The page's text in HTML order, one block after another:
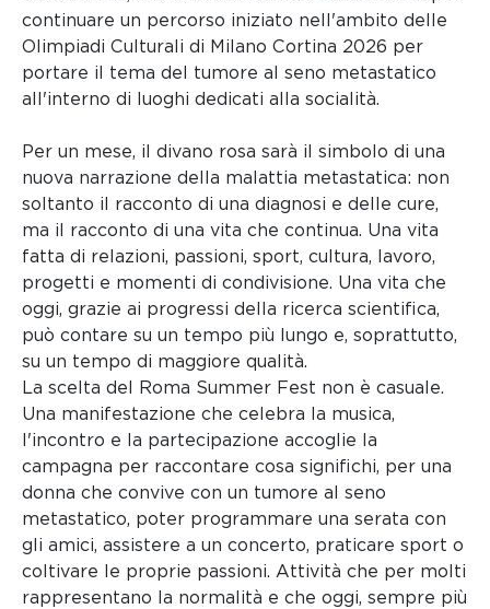
continuare un percorso iniziato nell'ambito delle
Olimpiadi Culturali di Milano Cortina 2026 per
portare il tema del tumore al seno metastatico
all'interno di luoghi dedicati alla socialità.
Per un mese, il divano rosa sarà il simbolo di una
nuova narrazione della malattia metastatica: non
soltanto il racconto di una diagnosi e delle cure,
ma il racconto di una vita che continua. Una vita
fatta di relazioni, passioni, sport, cultura, lavoro,
progetti e momenti di condivisione. Una vita che
oggi, grazie ai progressi della ricerca scientifica,
può contare su un tempo più lungo e, soprattutto,
su un tempo di maggiore qualità.
La scelta del Roma Summer Fest non è casuale.
Una manifestazione che celebra la musica,
l'incontro e la partecipazione accoglie la
campagna per raccontare cosa significhi, per una
donna che convive con un tumore al seno
metastatico, poter programmare una serata con
gli amici, assistere a un concerto, praticare sport o
coltivare le proprie passioni. Attività che per molti
rappresentano la normalità e che oggi, sempre più